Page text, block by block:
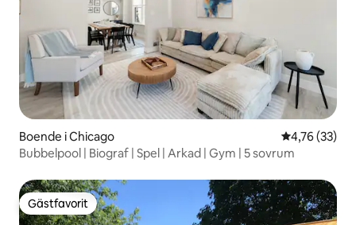
Boende i Chicago 4,76 av 5 i
4,76 (33)
Bubbelpool | Biograf | Spel | Arkad | Gym | 5 sovrum
Gästfavorit
Gästfavorit